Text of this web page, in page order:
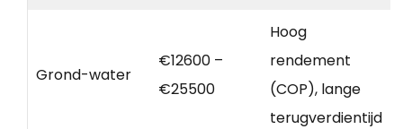
Grond-water
€12600 –
€25500
Hoog
rendement
(COP), lange
terugverdientijd